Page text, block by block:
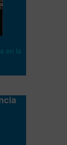
en la